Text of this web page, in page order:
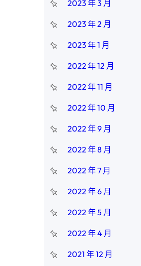
2023 年 3 月
2023 年 2 月
2023 年 1 月
2022 年 12 月
2022 年 11 月
2022 年 10 月
2022 年 9 月
2022 年 8 月
2022 年 7 月
2022 年 6 月
2022 年 5 月
2022 年 4 月
2021 年 12 月